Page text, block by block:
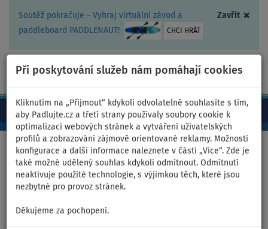
Zavřít ×
Soutěž pokračuje - Vyhraj virtuální závod a
paddleboard PADDLENAUT!
CHCI HRÁT
Při poskytování služeb nám pomáhají cookies
Kliknutím na „Přijmout“ kdykoli odvolatelně souhlasíte s tím,
aby Padlujte.cz a třetí strany používaly soubory cookie k
optimalizaci webových stránek a vytváření uživatelských
profilů a zobrazování zájmově orientované reklamy. Možnosti
konfigurace a další informace naleznete v části „Více“. Zde je
také možné udělený souhlas kdykoli odmítnout. Odmítnutí
neaktivuje použité technologie, s výjimkou těch, které jsou
nezbytné pro provoz stránek.
Děkujeme za pochopení.
CZ/Kč +420 467 409 090 0ks
Domů >Pádla >Karbon
Pádlo AQUA MARINA CARBON
Y 3-dílné nastavitelné pro